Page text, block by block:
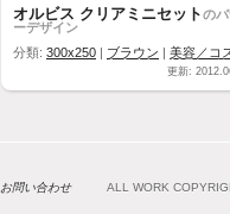
オルビス クリアミニセットの
ーデザイン
分類: 300x250 ブラウン 美容／コ
更新:
お問い合わせ ALL WORK